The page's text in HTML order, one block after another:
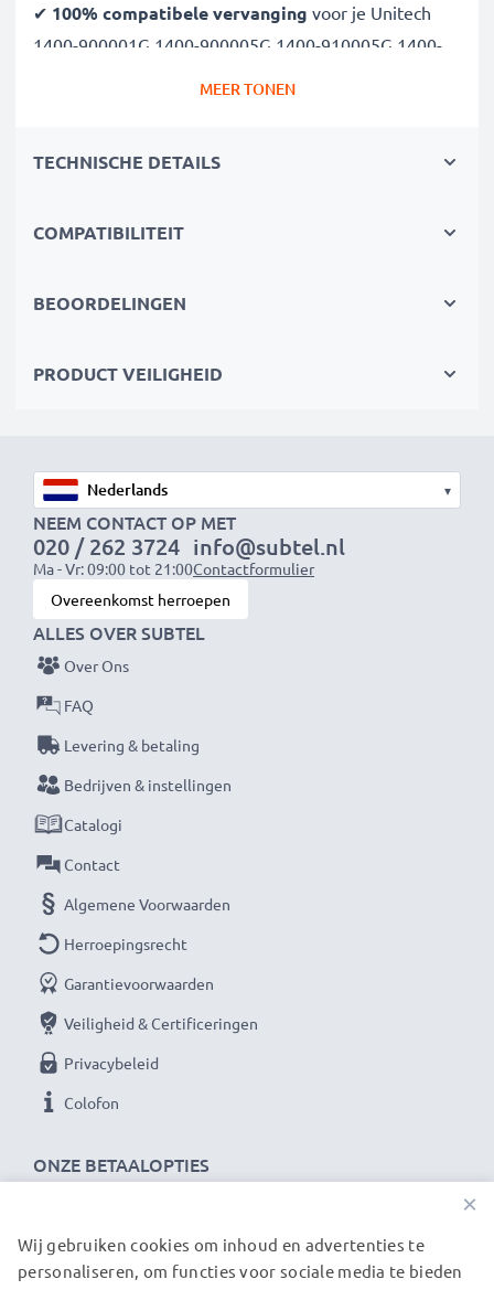
✔ 100% compatibele vervanging voor je Unitech
1400-900001G,1400-900005G,1400-910005G,1400-
✔Lange levensduur bij topprestatie
✔Gegarandeerde veiligheid -
✔Overal zorgeloos onderweg gebruiken
- De lange
Merk: CELLONIC vervangende batterij scanner &
mobile data terminal
Capaciteit: 2200mAh
Spanning: 3.6V - 3.7V
Celtype: Lithium Ion
Kleur: zwart
Waarom direct een nieuwe kopen als je oude device
nog prima is? Dit is de oplossing voor jouw scanner! De
vervangende accu van CELLONIC zorgt voor
langdurige vervanging van je huidige batterij.
★ 3 Jaar Garantie ★
Als internationale vakhandelaar sinds 2004 weten wij
scanner/mobile data terminal. Daarom bieden wij 36
maanden garantie!
MEER TONEN
TECHNISCHE DETAILS
COMPATIBILITEIT
BEOORDELINGEN
PRODUCT VEILIGHEID
▾
NEEM CONTACT OP MET
020 / 262 3724
Ma - Vr: 09:00 tot 21:00
info@subtel.nl
Contactformulier
Overeenkomst herroepen
ONZE BETAALOPTIES
ALLES OVER SUBTEL
Over Ons
FAQ
Levering & betaling
Bedrijven & instellingen
Catalogi
Contact
Algemene Voorwaarden
Herroepingsrecht
Garantievoorwaarden
Veiligheid & Certificeringen
Privacybeleid
Colofon
ONZE VERZENDPARTNERS
×
Wij gebruiken cookies om inhoud en advertenties te
personaliseren, om functies voor sociale media te bieden